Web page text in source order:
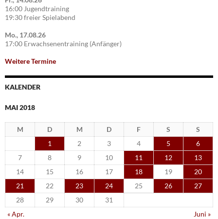
16:00 Jugendtraining
19:30 freier Spielabend
Mo., 17.08.26
17:00 Erwachsenentraining (Anfänger)
Weitere Termine
KALENDER
MAI 2018
M D M D F S
S
1
2 3 4 5
6
7
8 9 10 11 12
13
14
15 16 17 18 19
20
21
22 23 24 25 26
27
28
29 30
31
« Apr.
Juni »